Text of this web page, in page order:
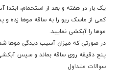
یک بار در هفته و بعد از استحمام، ابتدا
کمی از ماسک ریو را به ساقه موها زده
موها را آبکشی نمایید.
در صورتی که میزان آسیب دیدگی موها
پنج دقیقه روی ساقه بماند و سپس
سوالات متداول